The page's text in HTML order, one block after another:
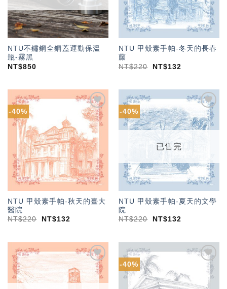
NTU不鏽鋼全鋼蓋運動保溫
瓶-霧黑
NT$850
NTU 甲殼素手帕-冬天的長春
藤
NT$220 NT$132
-40%
加入
「願
望輕
單」
NTU 甲殼素手帕-秋天的臺大
醫院
NT$220 NT$132
-40%
加入
「願
望輕
已售完
NTU 甲殼素手帕-夏天的文學
院
NT$220 NT$132
加入
「願
望輕
-40%
加入
「願
望輕